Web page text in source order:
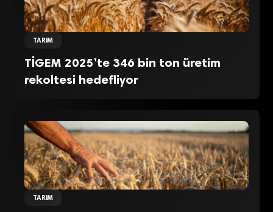
TARIM
TİGEM 2025’te 346 bin ton üretim
rekoltesi hedefliyor
TARIM